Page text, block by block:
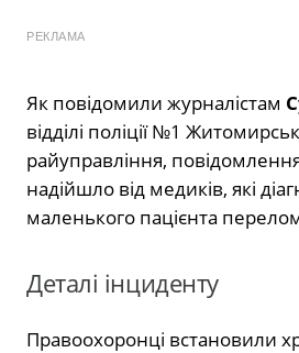
РЕКЛАМА
Як повідомили журналістам
відділі поліції №1
райуправління,
надійшло від медиків, які
маленького пацієнта
Деталі інциденту
Правоохоронці встановили